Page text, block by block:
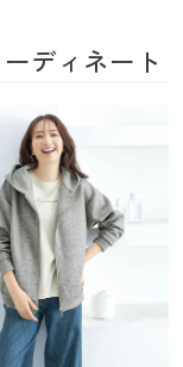
ディネート